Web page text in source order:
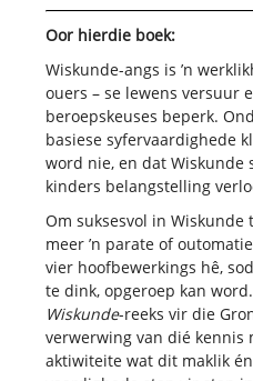
Oor hierdie boek:
Wiskunde-angs is ’n
ouers – se lewens versuur
beroepskeuses beperk.
basiese syfervaardighede
word nie, en dat Wiskunde
kinders belangstelling
Om suksesvol in Wiskunde
meer ’n parate of
vier hoofbewerkings hê,
te dink, opgeroep kan
Wiskunde-reeks vir die
verwerwing van dié kennis
aktiwiteite wat dit maklik